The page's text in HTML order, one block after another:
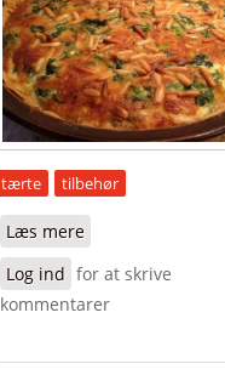
tærte tilbehør
Læs mere
Log ind for at skrive
kommentarer